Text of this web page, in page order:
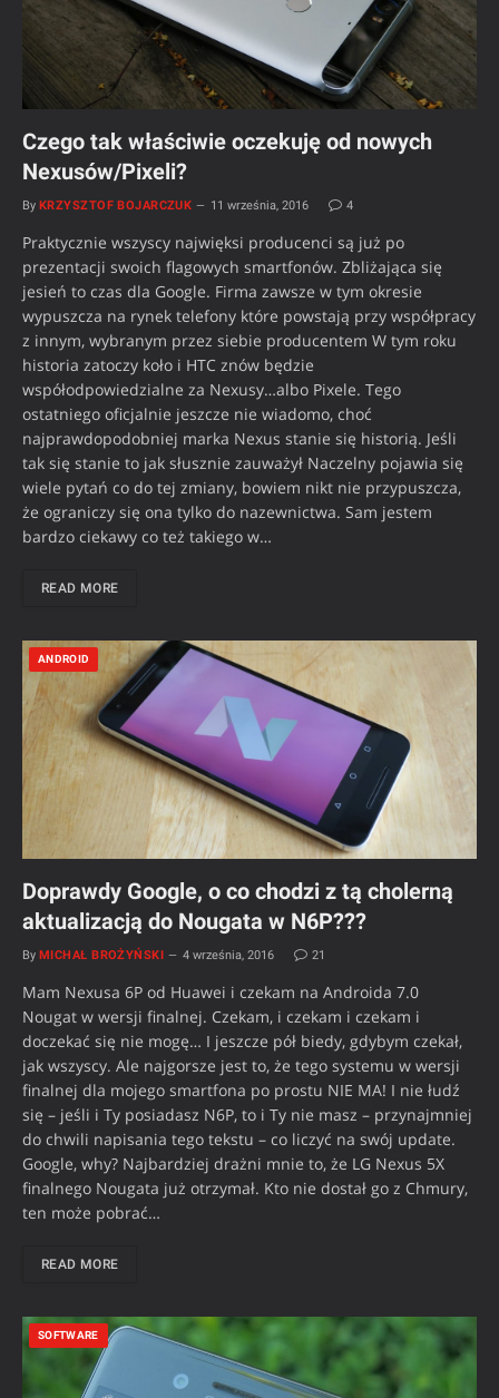
Czego tak właściwie oczekuję od nowych
Nexusów/Pixeli?
By KRZYSZTOF BOJARCZUK 11 września, 2016 4
Praktycznie wszyscy najwięksi producenci są już po
prezentacji swoich flagowych smartfonów. Zbliżająca się
jesień to czas dla Google. Firma zawsze w tym okresie
wypuszcza na rynek telefony które powstają przy współpracy
z innym, wybranym przez siebie producentem W tym roku
historia zatoczy koło i HTC znów będzie
współodpowiedzialne za Nexusy…albo Pixele. Tego
ostatniego oficjalnie jeszcze nie wiadomo, choć
najprawdopodobniej marka Nexus stanie się historią. Jeśli
tak się stanie to jak słusznie zauważył Naczelny pojawia się
wiele pytań co do tej zmiany, bowiem nikt nie przypuszcza,
że ograniczy się ona tylko do nazewnictwa. Sam jestem
bardzo ciekawy co też takiego w…
READ MORE
ANDROID
Doprawdy Google, o co chodzi z tą cholerną
aktualizacją do Nougata w N6P???
By MICHAŁ BROŻYŃSKI 4 września, 2016 21
Mam Nexusa 6P od Huawei i czekam na Androida 7.0
Nougat w wersji finalnej. Czekam, i czekam i czekam i
doczekać się nie mogę… I jeszcze pół biedy, gdybym czekał,
jak wszyscy. Ale najgorsze jest to, że tego systemu w wersji
finalnej dla mojego smartfona po prostu NIE MA! I nie łudź
się – jeśli i Ty posiadasz N6P, to i Ty nie masz – przynajmniej
do chwili napisania tego tekstu – co liczyć na swój update.
Google, why? Najbardziej drażni mnie to, że LG Nexus 5X
finalnego Nougata już otrzymał. Kto nie dostał go z Chmury,
ten może pobrać…
READ MORE
SOFTWARE